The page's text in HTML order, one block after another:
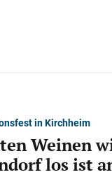
in Kirchheim
Weinen
los ist